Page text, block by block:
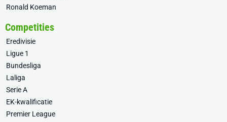
Ronald Koeman
Competities
Eredivisie
Ligue 1
Bundesliga
Laliga
Serie A
EK-kwalificatie
Premier League